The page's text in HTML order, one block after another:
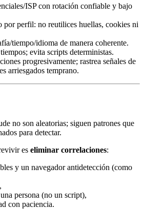
ISP con rotación confiable y bajo
por perfil: no reutilices huellas, cookies ni
tiempo/idioma de manera coherente.
evita scripts deterministas.
progresivamente; rastrea señales de
arriesgados temprano.
no son aleatorias; siguen patrones que
para detectar.
es eliminar correlaciones:
y un navegador antidetección (como
persona (no un script),
con paciencia.